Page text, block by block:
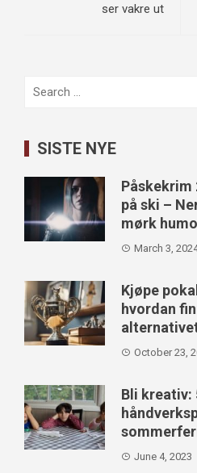
ser vakre ut
Search
SISTE NYE
Påskekrim
på ski –
mørk
March 3,
Kjøpe
hvordan
October 23,
Bli kreativ:
June 4, 2023